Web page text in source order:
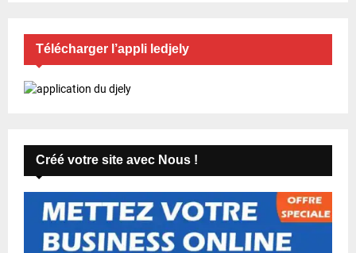
Télécharger l’appli ledjely
Créé votre site avec Nous !